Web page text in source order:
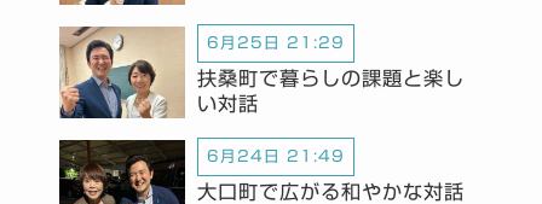
6月25日 21:29
扶桑町で暮らしの課題と楽し
い対話
6月24日 21:49
大口町で広がる和やかな対話